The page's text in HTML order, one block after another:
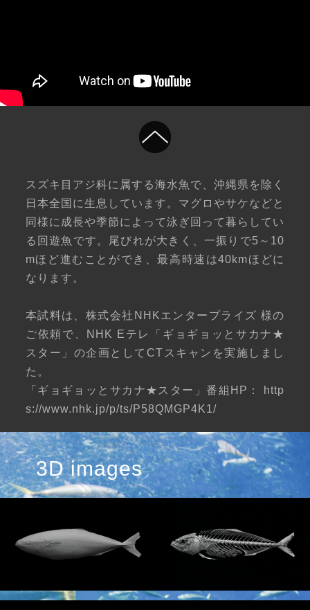
スズキ目アジ科に属する海水魚で、沖縄県を除く
日本全国に生息しています。マグロやサケなどと
同様に成長や季節によって泳ぎ回って暮らしてい
る回遊魚です。尾びれが大きく、一振りで5～10
mほど進むことができ、最高時速は40kmほどに
なります。
本試料は、株式会社NHKエンタープライズ 様の
ご依頼で、NHK Eテレ「ギョギョッとサカナ★
スター」の企画としてCTスキャンを実施しまし
た。
「ギョギョッとサカナ★スター」番組HP：
http
s://www.nhk.jp/p/ts/P58QMGP4K1/
3D images